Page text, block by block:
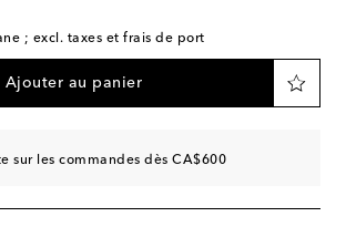
; excl. taxes et frais de port
Ajouter au panier
sur les commandes dès CA$600